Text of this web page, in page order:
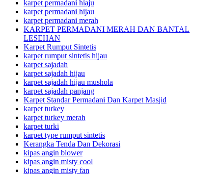
karpet permadani hiaju
karpet permadani hijau
karpet permadani merah
KARPET PERMADANI MERAH DAN BANTAL
LESEHAN
Karpet Rumput Sintetis
karpet rumput sintetis hijau
karpet sajadah
karpet sajadah hijau
karpet sajadah hijau mushola
karpet sajadah panjang
Karpet Standar Permadani Dan Karpet Masjid
karpet turkey
karpet turkey merah
karpet turki
karpet type rumput sintetis
Kerangka Tenda Dan Dekorasi
kipas angin blower
kipas angin misty cool
kipas angin misty fan